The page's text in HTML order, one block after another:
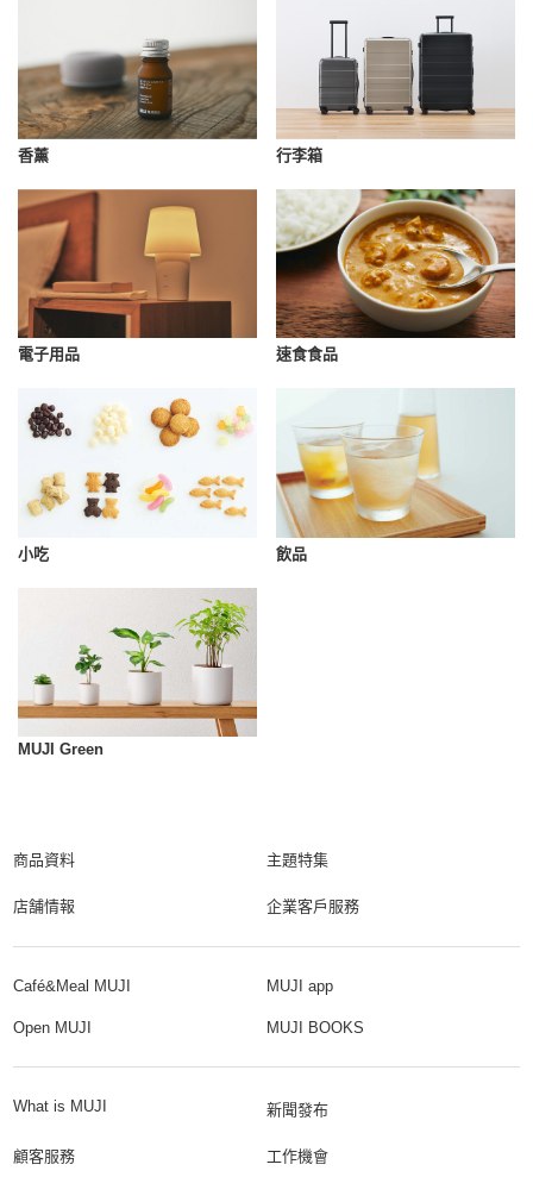
香薰 行李箱
電子用品 速食食品
小吃 飲品
MUJI Green
商品資料 主題特集
店舗情報 企業客戶服務
Café&Meal MUJI MUJI app
Open MUJI MUJI BOOKS
What is MUJI 新聞發布
顧客服務 工作機會